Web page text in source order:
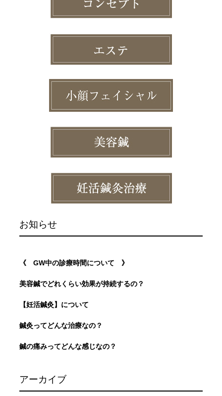
お知らせ
《 GW中の診療時間について 》
美容鍼でどれくらい効果が持続するの？
【妊活鍼灸】について
鍼灸ってどんな治療なの？
鍼の痛みってどんな感じなの？
アーカイブ